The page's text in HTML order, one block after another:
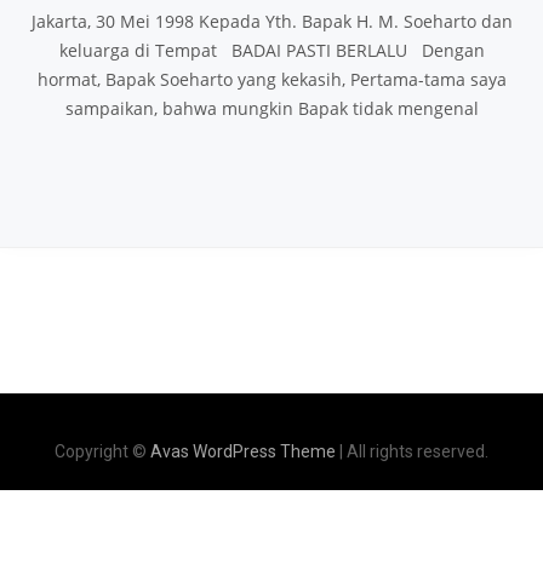
Jakarta, 30 Mei 1998 Kepada Yth. Bapak H. M. Soeharto dan
keluarga di Tempat BADAI PASTI BERLALU Dengan
hormat, Bapak Soeharto yang kekasih, Pertama-tama saya
sampaikan, bahwa mungkin Bapak tidak mengenal
Copyright © Avas WordPress Theme | All rights reserved.